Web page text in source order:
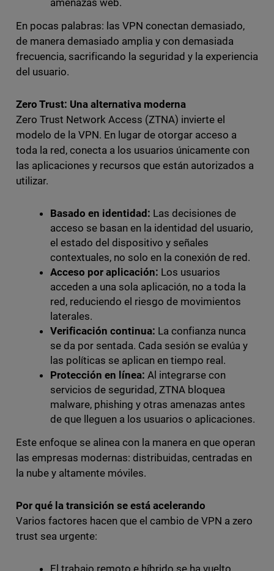
En pocas palabras: las VPN conectan demasiado,
de manera demasiado amplia y con demasiada
frecuencia, sacrificando la seguridad y la experiencia
del usuario.
Zero Trust: Una alternativa moderna
Zero Trust Network Access (ZTNA) invierte el
modelo de la VPN. En lugar de otorgar acceso a
toda la red, conecta a los usuarios únicamente con
las aplicaciones y recursos que están autorizados a
utilizar.
Basado en identidad: Las decisiones de
acceso se basan en la identidad del usuario,
el estado del dispositivo y señales
contextuales, no solo en la conexión de red.
Acceso por aplicación: Los usuarios
acceden a una sola aplicación, no a toda la
red, reduciendo el riesgo de movimientos
laterales.
Verificación continua: La confianza nunca
se da por sentada. Cada sesión se evalúa y
las políticas se aplican en tiempo real.
Protección en línea: Al integrarse con
servicios de seguridad, ZTNA bloquea
malware, phishing y otras amenazas antes
de que lleguen a los usuarios o aplicaciones.
Este enfoque se alinea con la manera en que operan
las empresas modernas: distribuidas, centradas en
la nube y altamente móviles.
Por qué la transición se está acelerando
Varios factores hacen que el cambio de VPN a zero
trust sea urgente:
El trabajo remoto e híbrido se ha vuelto